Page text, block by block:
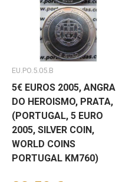
EU.PO.5.05.B
5€ EUROS 2005, ANGRA
DO HEROISMO, PRATA,
(PORTUGAL, 5 EURO
2005, SILVER COIN,
WORLD COINS
PORTUGAL KM760)